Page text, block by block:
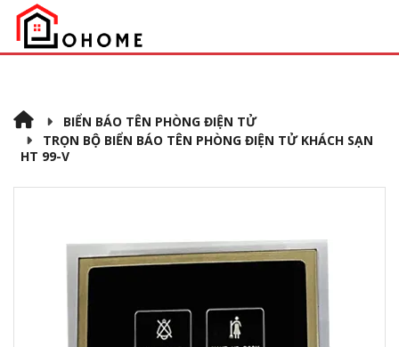
BIỂN BÁO TÊN PHÒNG ĐIỆN TỬ
TRỌN BỘ BIỂN BÁO TÊN PHÒNG ĐIỆN TỬ KHÁCH SẠN
HT 99-V